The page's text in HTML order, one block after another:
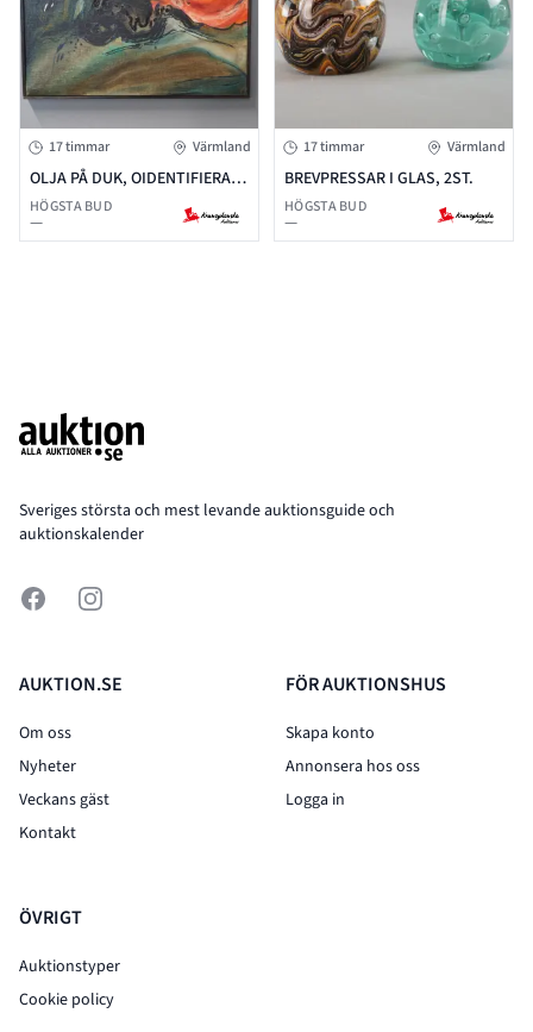
17 timmar Värmland
OLJA PÅ DUK, OIDENTIFIERAD
KONSTNÄR, SIGNERAD
HÖGSTA BUD
—
17 timmar Värmland
BREVPRESSAR I GLAS, 2ST.
HÖGSTA BUD
—
Sveriges största och mest levande auktionsguide och
auktionskalender
FacebookInstagram
AUKTION.SE
Om oss
Nyheter
Veckans gäst
Kontakt
ÖVRIGT
Auktionstyper
Cookie policy
FÖR AUKTIONSHUS
Skapa konto
Annonsera hos oss
Logga in